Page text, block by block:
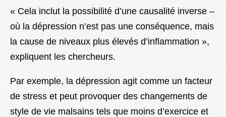
« Cela inclut la possibilité d’une causalité inverse –
où la dépression n’est pas une conséquence, mais
la cause de niveaux plus élevés d’inflammation »,
expliquent les chercheurs.
Par exemple, la dépression agit comme un facteur
de stress et peut provoquer des changements de
style de vie malsains tels que moins d’exercice et